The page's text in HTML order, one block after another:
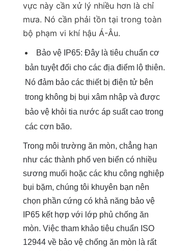
vực này cần xử lý nhiều hơn là chỉ
mưa. Nó cần phải tồn tại trong toàn
bộ phạm vi khí hậu Á-Âu.
Bảo vệ IP65: Đây là tiêu chuẩn cơ
bản tuyệt đối cho các địa điểm lộ thiên.
Nó đảm bảo các thiết bị điện tử bên
trong không bị bụi xâm nhập và được
bảo vệ khỏi tia nước áp suất cao trong
các cơn bão.
Trong môi trường ăn mòn, chẳng hạn
như các thành phố ven biển có nhiều
sương muối hoặc các khu công nghiệp
bụi bặm, chúng tôi khuyên bạn nên
chọn phần cứng có khả năng bảo vệ
IP65 kết hợp với lớp phủ chống ăn
mòn. Việc tham khảo tiêu chuẩn ISO
12944 về bảo vệ chống ăn mòn là rất